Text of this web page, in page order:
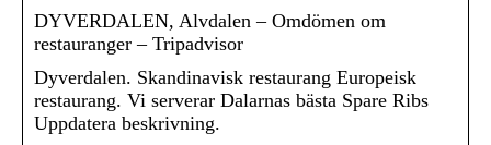
DYVERDALEN, Alvdalen – Omdömen om
restauranger – Tripadvisor
Dyverdalen. Skandinavisk restaurang Europeisk
restaurang. Vi serverar Dalarnas bästa Spare Ribs
Uppdatera beskrivning.